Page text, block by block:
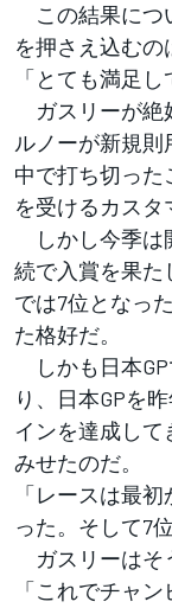
この結果につ
を押さえ込むの
「とても満足
ガスリーが絶
ルノーが新規
中で打ち切った
を受けるカスタ
しかし今季は
続で入賞を果た
では7位となっ
た格好だ。
しかも日本
り、日本GPを
インを達成し
みせたのだ。
「レースは最
った。そして7
ガスリーはそ
「これでチャ